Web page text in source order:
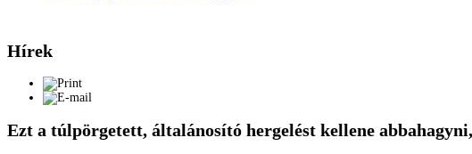
Hírek
Ezt a túlpörgetett, általánosító hergelést kellene